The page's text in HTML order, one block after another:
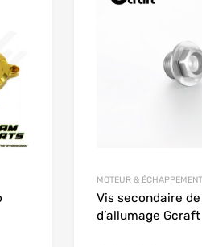
MOTEUR & ÉCHAPPEMENT
Vis secondaire
d’allumage Gcraft